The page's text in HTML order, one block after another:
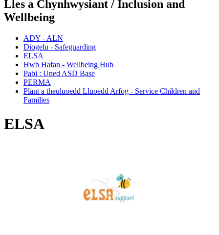
Lles a Chynhwysiant / Inclusion and
Wellbeing
ADY - ALN
Diogelu - Safeguarding
ELSA
Hwb Hafan - Wellbeing Hub
Pabi : Uned ASD Base
PERMA
Plant a theuluoedd Lluoedd Arfog - Service Children and
Families
ELSA